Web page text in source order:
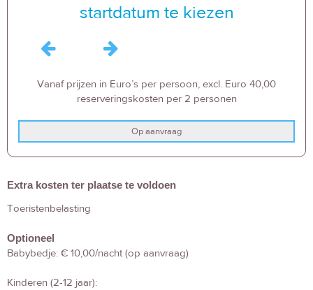
startdatum te kiezen
Vanaf prijzen in Euro’s per persoon, excl. Euro 40,00
reserveringskosten per 2 personen
Op aanvraag
Extra kosten ter plaatse te voldoen
Toeristenbelasting
Optioneel
Babybedje: € 10,00/nacht (op aanvraag)
Kinderen (2-12 jaar):